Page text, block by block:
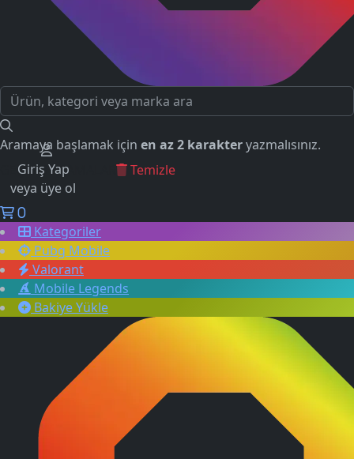
Aramaya başlamak için en az 2 karakteryazmalısınız.
GEÇMİŞ ARAMALAR
Temizle
Giriş Yap
veya üye ol
0
Kategoriler
Pubg Mobile
Valorant
Mobile Legends
Bakiye Yükle